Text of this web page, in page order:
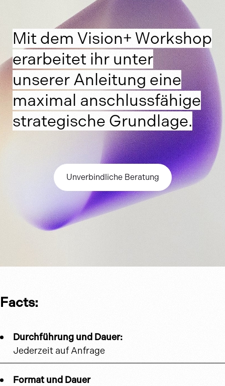
Mit dem Vision+ Workshop
erarbeitet ihr unter
unserer Anleitung eine
maximal anschlussfähige
strategische Grundlage.
Unverbindliche Beratung
Facts:
Durchführung und Dauer:
Jederzeit auf Anfrage
Format und Dauer